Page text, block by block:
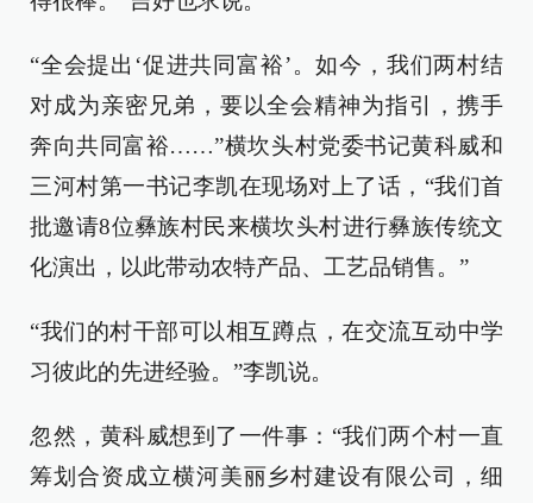
“全会提出‘促进共同富裕’。如今，我们两村结
对成为亲密兄弟，要以全会精神为指引，携手
奔向共同富裕……”横坎头村党委书记黄科威和
三河村第一书记李凯在现场对上了话，“我们首
批邀请8位彝族村民来横坎头村进行彝族传统文
化演出，以此带动农特产品、工艺品销售。”
“我们的村干部可以相互蹲点，在交流互动中学
习彼此的先进经验。”李凯说。
忽然，黄科威想到了一件事：“我们两个村一直
筹划合资成立横河美丽乡村建设有限公司，细